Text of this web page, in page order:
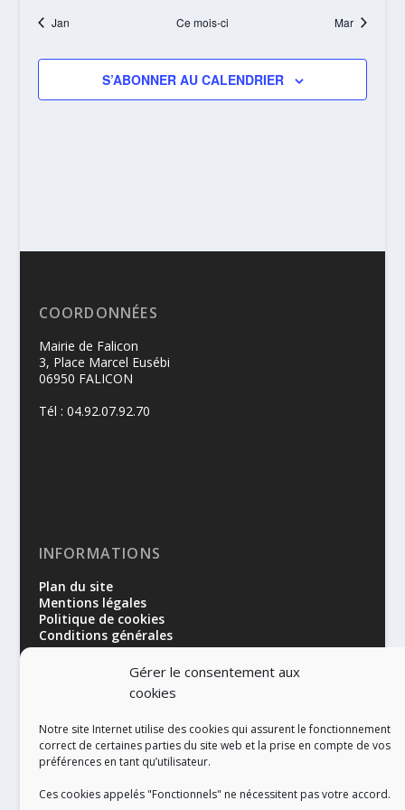
Gérer le consentement aux
cookies
Notre site Internet utilise des cookies qui assurent le fonctionnement
correct de certaines parties du site web et la prise en compte de vos
préférences en tant qu’utilisateur.
Ces cookies appelés "Fonctionnels" ne nécessitent pas votre accord.
Jan Ce mois-ci Mar
S’ABONNER AU CALENDRIER
COORDONNÉES
Mairie de Falicon
3, Place Marcel Eusébi
06950 FALICON
Tél : 04.92.07.92.70
INFORMATIONS
Plan du site
Mentions légales
Politique de cookies
Conditions générales